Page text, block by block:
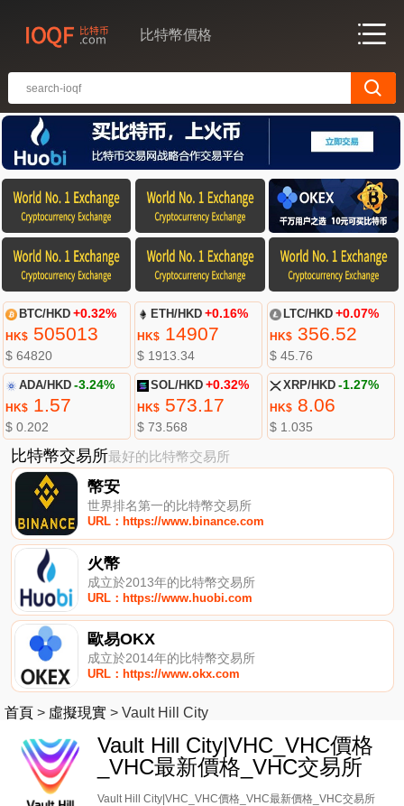
比特幣價格
BTC/HKD +0.32%
HK$505013
$ 64820
ETH/HKD +0.16%
HK$ 14907
$ 1913.34
LTC/HKD +0.07%
HK$356.52
$ 45.76
ADA/HKD -3.24%
HK$1.57
$ 0.202
SOL/HKD +0.32%
HK$ 573.17
$ 73.568
XRP/HKD -1.27%
HK$8.06
$ 1.035
比特幣交易所最好的比特幣交易所
幣安
世界排名第一的比特幣交易所
URL：https://www.binance.com
火幣
成立於2013年的比特幣交易所
URL：https://www.huobi.com
歐易OKX
成立於2014年的比特幣交易所
URL：https://www.okx.com
首頁 > 虛擬現實 > Vault Hill City
Vault Hill City|VHC_VHC價格
_VHC最新價格_VHC交易所
Vault Hill City|VHC_VHC價格_VHC最新價格_VHC交易所